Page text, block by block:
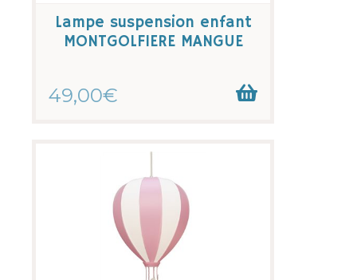
Lampe suspension enfant
MONTGOLFIERE MANGUE
49,00€